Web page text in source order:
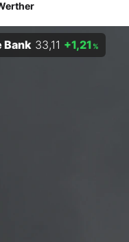
Bank 33,11 +1,21 %